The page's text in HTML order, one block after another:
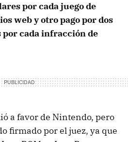
por cada juego de
web y otro pago por dos
cada infracción de
a favor de Nintendo, pero
firmado por el juez, ya que